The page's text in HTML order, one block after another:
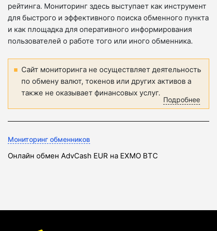
рейтинга. Мониторинг здесь выступает как инструмент
для быстрого и эффективного поиска обменного пункта
и как площадка для оперативного информирования
пользователей о работе того или иного обменника.
Сайт мониторинга не осуществляет деятельность
по обмену валют, токенов или других активов а
также не оказывает финансовых услуг.
Подробнее
Мониторинг обменников
Онлайн обмен AdvCash EUR на EXMO BTC